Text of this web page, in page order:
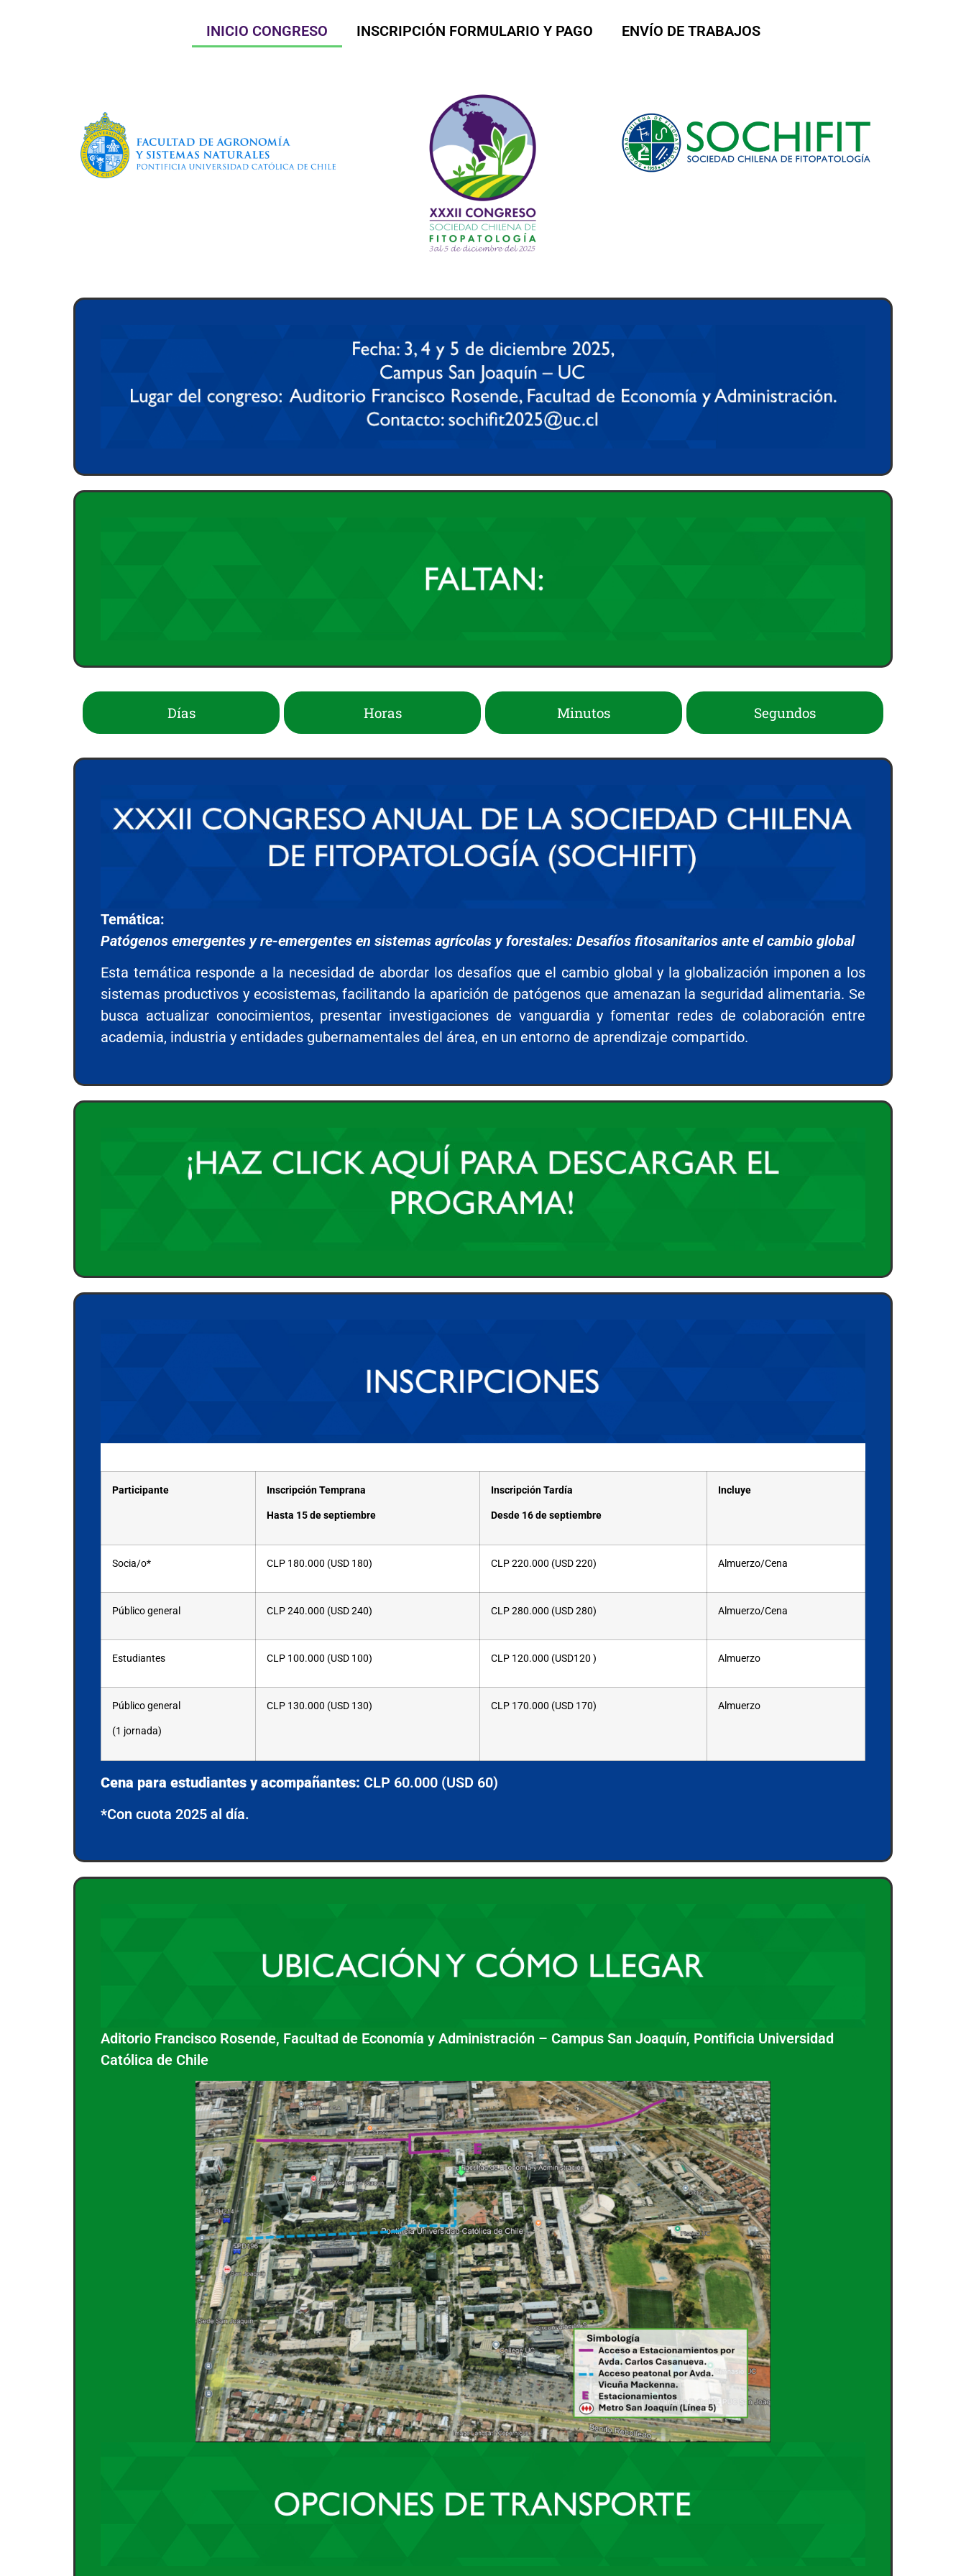
INICIO CONGRESO INSCRIPCIÓN FORMULARIO Y PAGO ENVÍO DE TRABAJOS
Días Horas Minutos Segundos
Temática:
Patógenos emergentes y re-emergentes en sistemas agrícolas y forestales: Desafíos fitosanitarios ante el cambio global
Esta temática responde a la necesidad de abordar los desafíos que el cambio global y la globalización imponen a los
sistemas productivos y ecosistemas, facilitando la aparición de patógenos que amenazan la seguridad alimentaria. Se
busca actualizar conocimientos, presentar investigaciones de vanguardia y fomentar redes de colaboración entre
academia, industria y entidades gubernamentales del área, en un entorno de aprendizaje compartido.
Participante Inscripción Temprana
Hasta 15 de septiembre
Inscripción Tardía
Desde 16 de septiembre
Incluye
Socia/o* CLP 180.000 (USD 180) CLP220.000 (USD 220) Almuerzo/Cena
Público general CLP240.000 (USD 240) CLP280.000 (USD 280) Almuerzo/Cena
Estudiantes CLP 100.000 (USD 100) CLP 120.000 (USD120 ) Almuerzo
Público general
(1 jornada)
CLP 130.000 (USD 130) CLP 170.000 (USD 170) Almuerzo
Cena para estudiantes y acompañantes: CLP 60.000 (USD 60)
*Con cuota 2025 al día.
Aditorio Francisco Rosende, Facultad de Economía y Administración – Campus San Joaquín, Pontificia Universidad
Católica de Chile